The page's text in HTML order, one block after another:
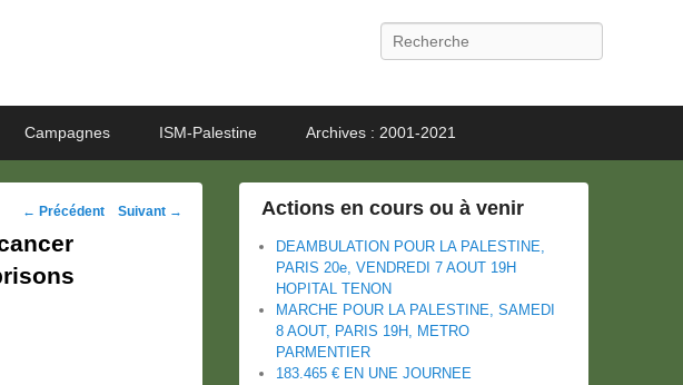
Recherche
Campagnes ISM-Palestine Archives : 2001-2021
Navigation
des
← Précédent Suivant → Actions en cours ou à venir
DEAMBULATION POUR LA PALESTINE,
PARIS 20e, VENDREDI 7 AOUT 19H
HOPITAL TENON
MARCHE POUR LA PALESTINE, SAMEDI
8 AOUT, PARIS 19H, METRO
PARMENTIER
183.465 € EN UNE JOURNEE